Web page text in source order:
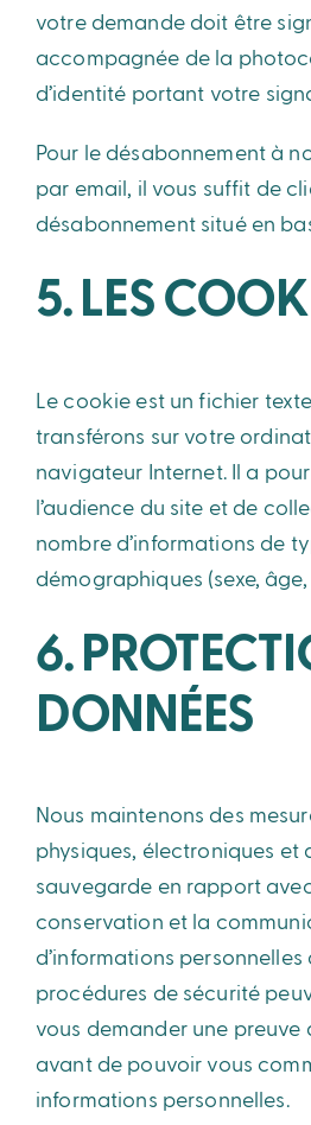
votre demande doit être
accompagnée de la
d’identité portant votre
Pour le désabonnement à
par email, il vous suffit de
désabonnement situé en
5. LES
Le cookie est un fichier
transférons sur votre
navigateur Internet. Il a
l’audience du site et de
nombre d’informations de
démographiques (sexe,
6.
DONNÉES
Nous maintenons des
physiques, électroniques et
sauvegarde en rapport
conservation et la
d’informations personnelles
procédures de sécurité
vous demander une
avant de pouvoir vous
informations personnelles.